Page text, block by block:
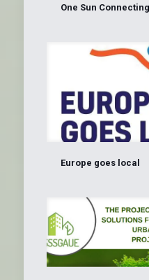
One Sun
Europe goes local